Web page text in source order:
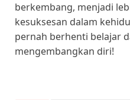
berkembang, menjadi
kesuksesan dalam
pernah berhenti belajar
mengembangkan diri!